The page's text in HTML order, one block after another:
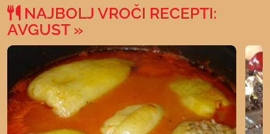
NAJBOLJ VROČI RECEPTI:
AVGUST